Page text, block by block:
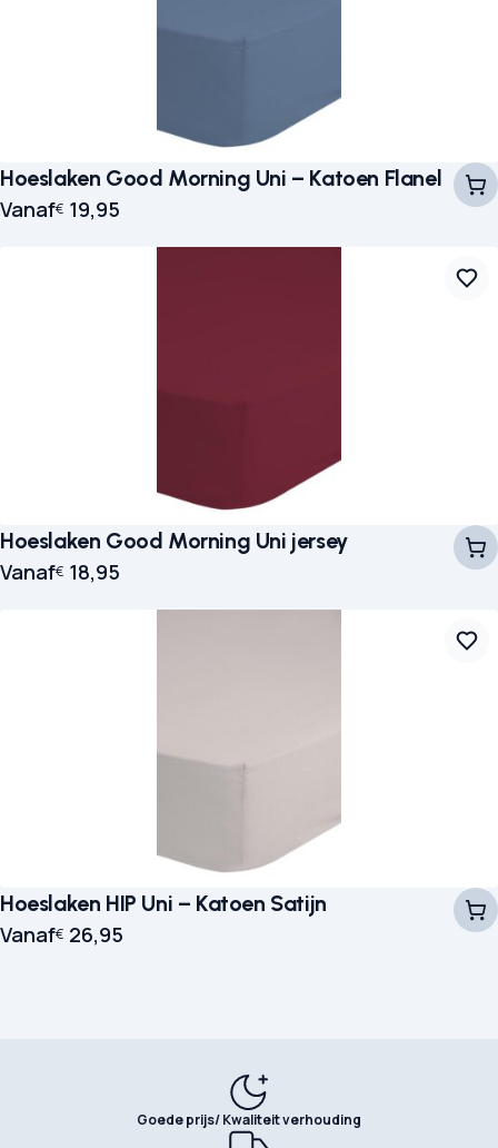
Hoeslaken Good Morning Uni – Katoen Flanel
Vanaf€ 19,95
Hoeslaken Good Morning Uni jersey
Vanaf€ 18,95
Hoeslaken HIP Uni – Katoen Satijn
Vanaf€ 26,95
Goede prijs/ Kwaliteit verhouding